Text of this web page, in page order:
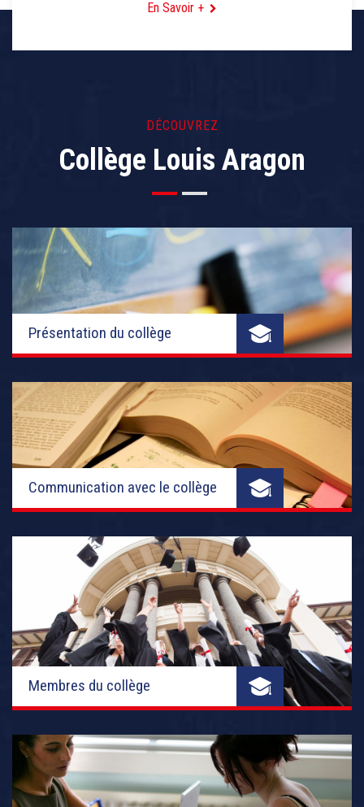
En Savoir +
DÉCOUVREZ
Collège Louis Aragon
Présentation du collège
Communication avec le collège
Membres du collège